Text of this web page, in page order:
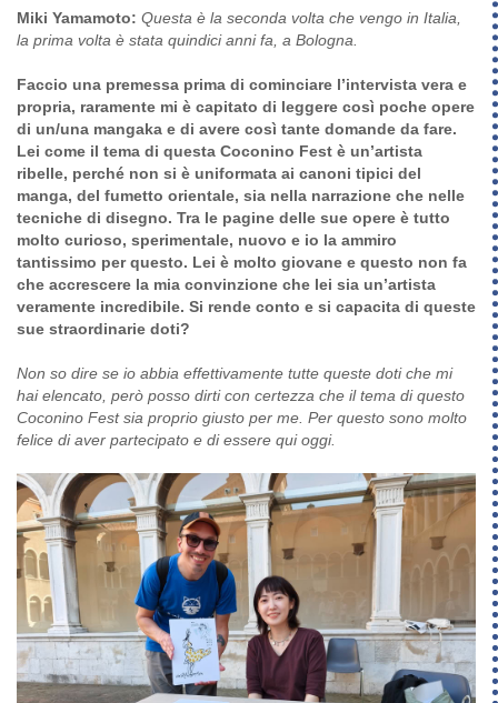
Miki Yamamoto: Questa è la seconda volta che vengo in Italia,
la prima volta è stata quindici anni fa, a Bologna.
Faccio una premessa prima di cominciare l’intervista vera e
propria, raramente mi è capitato di leggere così poche opere
di un/una mangaka e di avere così tante domande da fare.
Lei come il tema di questa Coconino Fest è un’artista
ribelle, perché non si è uniformata ai canoni tipici del
manga, del fumetto orientale, sia nella narrazione che nelle
tecniche di disegno. Tra le pagine delle sue opere è tutto
molto curioso, sperimentale, nuovo e io la ammiro
tantissimo per questo. Lei è molto giovane e questo non fa
che accrescere la mia convinzione che lei sia un’artista
veramente incredibile. Si rende conto e si capacita di queste
sue straordinarie doti?
Non so dire se io abbia effettivamente tutte queste doti che mi
hai elencato, però posso dirti con certezza che il tema di questo
Coconino Fest sia proprio giusto per me. Per questo sono molto
felice di aver partecipato e di essere qui oggi.